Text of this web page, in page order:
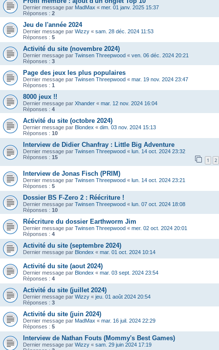
Dernier message par MadMax « mer. 01 janv. 2025 15:37
Réponses : 2
Jeu de l'année 2024
Dernier message par Wizzy « sam. 28 déc. 2024 11:53
Réponses : 5
Activité du site (novembre 2024)
Dernier message par Twinsen Threepwood « ven. 06 déc. 2024 20:21
Réponses : 3
Page des jeux les plus populaires
Dernier message par Twinsen Threepwood « mar. 19 nov. 2024 23:47
Réponses : 1
8000 jeux !!
Dernier message par Xhander « mar. 12 nov. 2024 16:04
Réponses : 4
Activité du site (octobre 2024)
Dernier message par Blondex « dim. 03 nov. 2024 15:13
Réponses : 10
Interview de Didier Chanfray : Little Big Adventure
Dernier message par Twinsen Threepwood « lun. 14 oct. 2024 23:32
Réponses : 15 1 2
Interview de Jonas Fisch (PRIM)
Dernier message par Twinsen Threepwood « lun. 14 oct. 2024 23:21
Réponses : 5
Dossier BS F-Zero 2 : Réécriture !
Dernier message par Twinsen Threepwood « lun. 07 oct. 2024 18:08
Réponses : 10
Réécriture du dossier Earthworm Jim
Dernier message par Twinsen Threepwood « mer. 02 oct. 2024 20:01
Réponses : 4
Activité du site (septembre 2024)
Dernier message par Blondex « mar. 01 oct. 2024 10:14
Activité du site (aout 2024)
Dernier message par Blondex « mar. 03 sept. 2024 23:54
Réponses : 4
Activité du site (juillet 2024)
Dernier message par Wizzy « jeu. 01 août 2024 20:54
Réponses : 3
Activité du site (juin 2024)
Dernier message par MadMax « mar. 16 juil. 2024 22:29
Réponses : 5
Interview de Nathan Fouts (Mommy's Best Games)
Dernier message par Wizzy « sam. 29 juin 2024 17:19